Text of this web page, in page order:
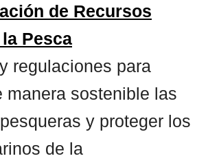
de Recursos
Pesca
regulaciones para
manera sostenible las
y proteger los
de la